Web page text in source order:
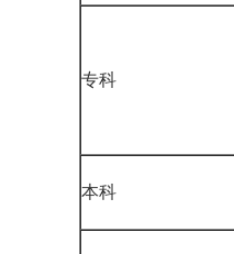
专科
本科